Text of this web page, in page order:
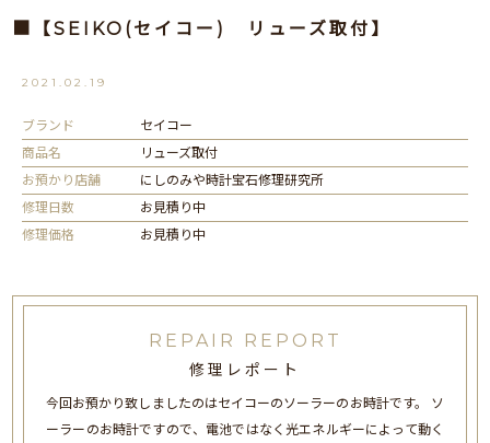
■【SEIKO(セイコー) リューズ取付】
2021.02.19
ブランド
セイコー
商品名
リューズ取付
お預かり店舗
にしのみや時計宝石修理研究所
修理日数
お見積り中
修理価格
お見積り中
REPAIR REPORT
修理レポート
今回お預かり致しましたのはセイコーのソーラーのお時計です。 ソ
ーラーのお時計ですので、電池ではなく光エネルギーによって動く